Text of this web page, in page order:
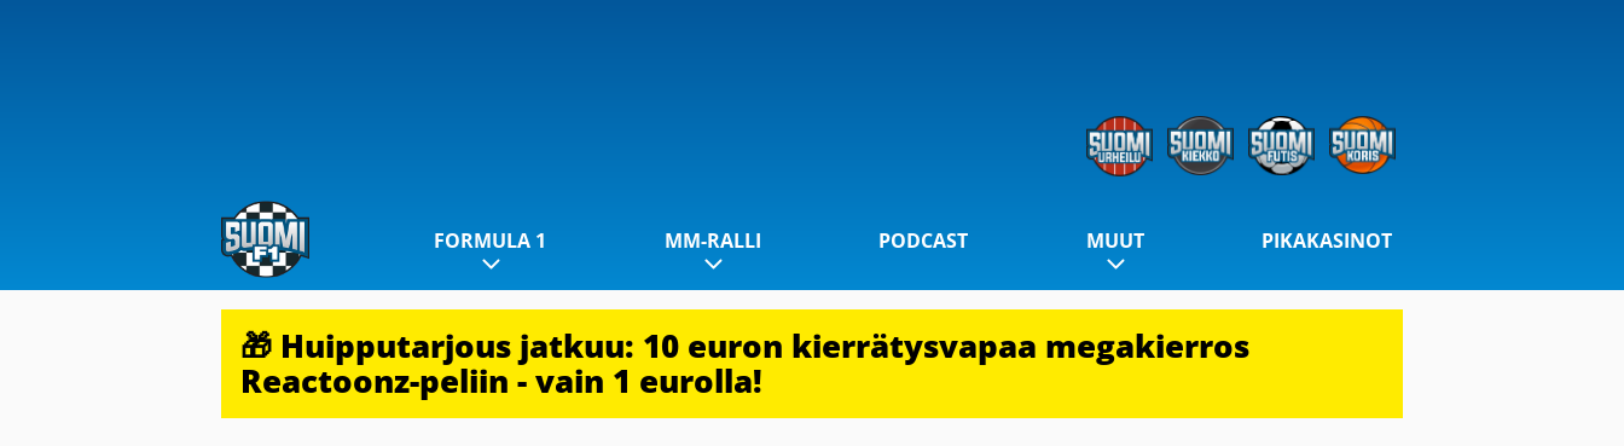
FORMULA 1 MM-RALLI PODCAST MUUT PIKAKASINOT
🎁 Huipputarjous jatkuu: 10 euron kierrätysvapaa megakierros
Reactoonz-peliin - vain 1 eurolla!